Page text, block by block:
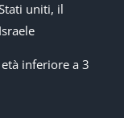
uniti, il
inferiore a 3